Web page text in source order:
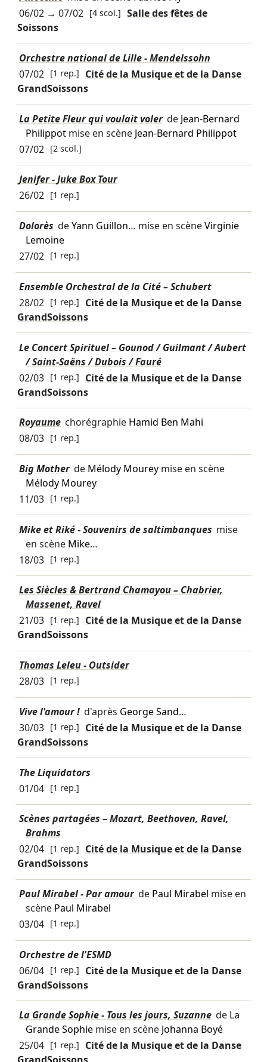
06/02→ 07/02 [4 scol.] Salle des fêtes de
Soissons
Orchestre national de Lille - Mendelssohn
07/02 [1 rep.]
Cité de la Musique et de la Danse
GrandSoissons
La Petite Fleur qui voulait voler de Jean-Bernard
Philippotmise en scène Jean-Bernard Philippot
07/02 [2 scol.]
Jenifer - Juke Box Tour
26/02 [1 rep.]
Dolorès deYann Guillon… mise en scèneVirginie
Lemoine
27/02 [1 rep.]
Ensemble Orchestral de la Cité – Schubert
28/02 [1 rep.]
Cité de la Musique et de la Danse
GrandSoissons
Le Concert Spirituel – Gounod / Guilmant / Aubert
/ Saint-Saëns / Dubois / Fauré
02/03 [1 rep.]
Cité de la Musique et de la Danse
GrandSoissons
Royaume chorégraphie Hamid Ben Mahi
08/03 [1 rep.]
Big Mother de Mélody Moureymise en scène
Mélody Mourey
11/03 [1 rep.]
Mike et Riké - Souvenirs de saltimbanques mise
en scène Mike…
18/03 [1 rep.]
Les Siècles & Bertrand Chamayou – Chabrier,
Massenet, Ravel
21/03 [1 rep.]
Cité de la Musique et de la Danse
GrandSoissons
Thomas Leleu - Outsider
28/03 [1 rep.]
Vive l'amour ! d'après George Sand…
30/03 [1 rep.]
Cité de la Musique et de la Danse
GrandSoissons
The Liquidators
01/04 [1 rep.]
Scènes partagées – Mozart, Beethoven, Ravel,
Brahms
02/04 [1 rep.]
Cité de la Musique et de la Danse
GrandSoissons
Paul Mirabel - Par amour de Paul Mirabel mise en
scène Paul Mirabel
03/04 [1 rep.]
Orchestre de l'ESMD
06/04 [1 rep.]
Cité de la Musique et de la Danse
GrandSoissons
La Grande Sophie - Tous les jours, Suzanne de La
Grande Sophiemise en scène Johanna Boyé
25/04 [1 rep.]
Cité de la Musique et de la Danse